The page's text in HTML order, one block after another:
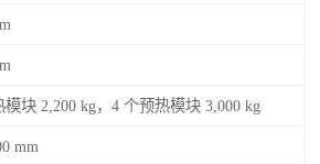
模块 2,200 kg，4 个预热模块 3,000 kg
mm